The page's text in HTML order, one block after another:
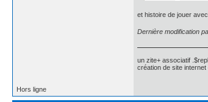
}
font-
top:20px;
	display: none;
et histoire de jouer
Dernière modification
un zite+ associatif
création de site
Hors ligne